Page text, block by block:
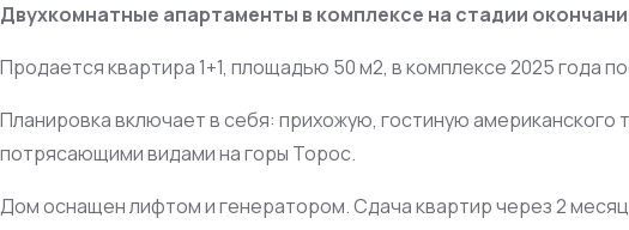
Двухкомнатные апартаменты в комплексе на стадии
Продается квартира 1+1, площадью 50 м2, в комплексе 2025 года
Планировка включает в себя: прихожую, гостиную американского
потрясающими видами на горы Торос.
Дом оснащен лифтом и генератором. Сдача квартир через 2